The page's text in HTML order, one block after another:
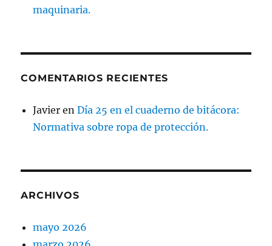
maquinaria.
COMENTARIOS RECIENTES
Javier enDía 25 en el cuaderno de bitácora:
Normativa sobre ropa de protección.
ARCHIVOS
mayo 2026